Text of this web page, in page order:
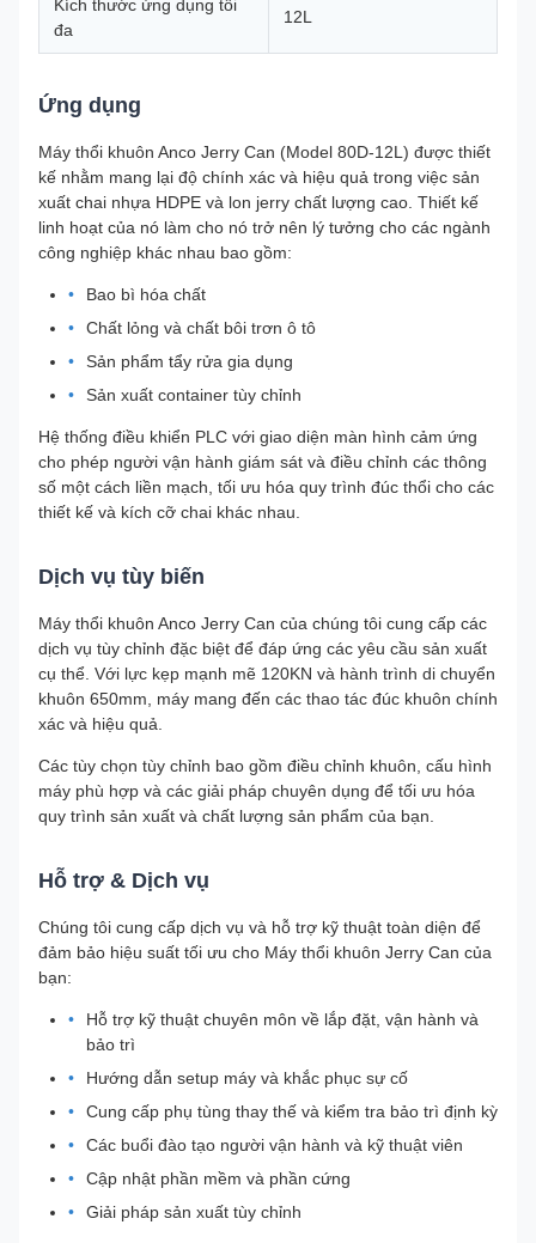
Kích thước ứng dụng tối
đa
12L
Ứng dụng
Máy thổi khuôn Anco Jerry Can (Model 80D-12L) được thiết
kế nhằm mang lại độ chính xác và hiệu quả trong việc sản
xuất chai nhựa HDPE và lon jerry chất lượng cao. Thiết kế
linh hoạt của nó làm cho nó trở nên lý tưởng cho các ngành
công nghiệp khác nhau bao gồm:
Bao bì hóa chất
Chất lỏng và chất bôi trơn ô tô
Sản phẩm tẩy rửa gia dụng
Sản xuất container tùy chỉnh
Hệ thống điều khiển PLC với giao diện màn hình cảm ứng
cho phép người vận hành giám sát và điều chỉnh các thông
số một cách liền mạch, tối ưu hóa quy trình đúc thổi cho các
thiết kế và kích cỡ chai khác nhau.
Dịch vụ tùy biến
Máy thổi khuôn Anco Jerry Can của chúng tôi cung cấp các
dịch vụ tùy chỉnh đặc biệt để đáp ứng các yêu cầu sản xuất
cụ thể. Với lực kẹp mạnh mẽ 120KN và hành trình di chuyển
khuôn 650mm, máy mang đến các thao tác đúc khuôn chính
xác và hiệu quả.
Các tùy chọn tùy chỉnh bao gồm điều chỉnh khuôn, cấu hình
máy phù hợp và các giải pháp chuyên dụng để tối ưu hóa
quy trình sản xuất và chất lượng sản phẩm của bạn.
Hỗ trợ & Dịch vụ
Chúng tôi cung cấp dịch vụ và hỗ trợ kỹ thuật toàn diện để
đảm bảo hiệu suất tối ưu cho Máy thổi khuôn Jerry Can của
bạn:
Hỗ trợ kỹ thuật chuyên môn về lắp đặt, vận hành và
bảo trì
Hướng dẫn setup máy và khắc phục sự cố
Cung cấp phụ tùng thay thế và kiểm tra bảo trì định kỳ
Các buổi đào tạo người vận hành và kỹ thuật viên
Cập nhật phần mềm và phần cứng
Giải pháp sản xuất tùy chỉnh